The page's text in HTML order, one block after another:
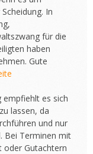
In
für die
haben
Gute
empfiehlt es sich
lassen, da
und nur
Bei Terminen mit
oder Gutachtern